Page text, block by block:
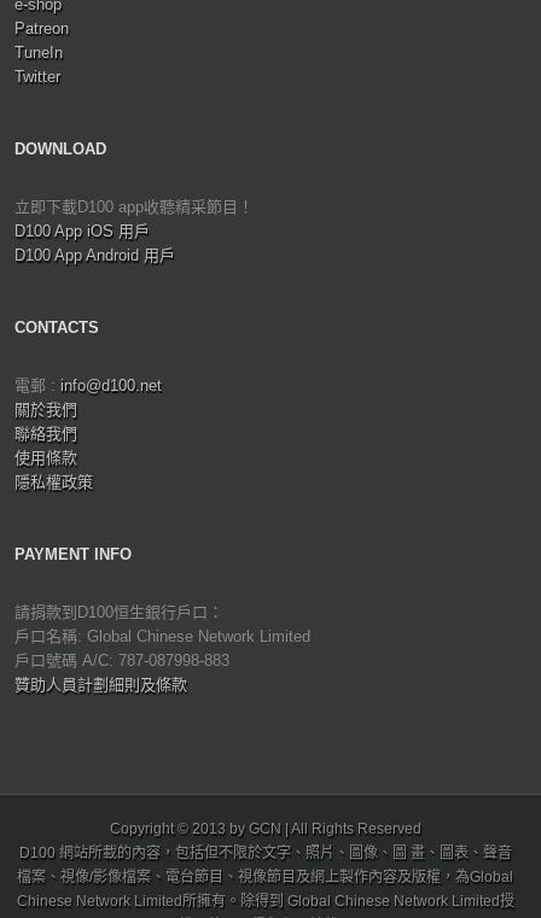
e-shop
Patreon
TuneIn
Twitter
DOWNLOAD
立即下載D100 app收聽精采節目！
D100 App iOS 用戶
D100 App Android 用戶
CONTACTS
電郵 : info@d100.net
關於我們
聯絡我們
使用條款
隱私權政策
PAYMENT INFO
請捐款到D100恒生銀行戶口：
戶口名稱: Global Chinese Network Limited
戶口號碼 A/C: 787-087998-883
贊助人員計劃細則及條款
Copyright © 2013 by GCN | All Rights Reserved
D100 網站所載的內容，包括但不限於文字、照片、圖像、圖 畫、圖表、聲音
檔案、視像/影像檔案、電台節目、視像節目及網上製作內容及版權，為Global
Chinese Network Limited所擁有。除得到 Global Chinese Network Limited授